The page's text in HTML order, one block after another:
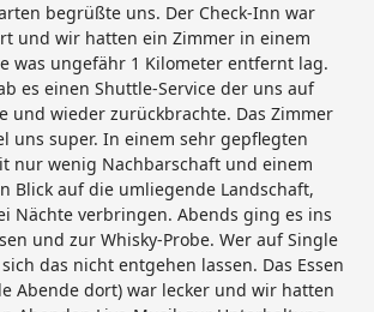
begrüßte uns. Der Check-Inn war
und wir hatten ein Zimmer in einem
was ungefähr 1 Kilometer entfernt lag.
es einen Shuttle-Service der uns auf
und wieder zurückbrachte. Das Zimmer
uns super. In einem sehr gepflegten
nur wenig Nachbarschaft und einem
Blick auf die umliegende Landschaft,
Nächte verbringen. Abends ging es ins
und zur Whisky-Probe. Wer auf Single
das nicht entgehen lassen. Das Essen
Abende dort) war lecker und wir hatten